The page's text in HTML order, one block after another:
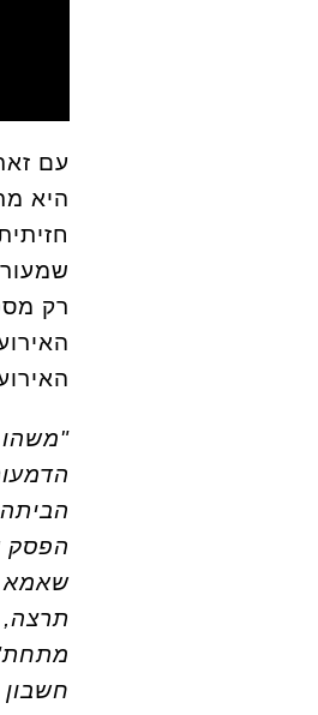
עם
היא
רק
הפסק